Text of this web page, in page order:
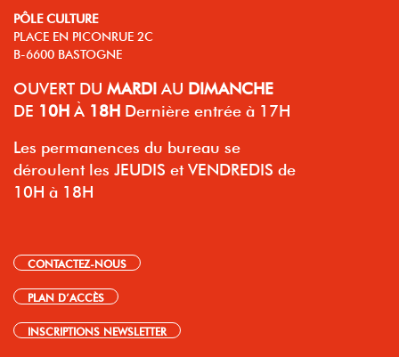
PÔLE CULTURE
PLACE EN PICONRUE 2C
B-6600 BASTOGNE
OUVERT DU MARDI AU DIMANCHE
DE 10H À 18H Dernière entrée à 17H
Les permanences du bureau se
déroulent les JEUDIS et VENDREDIS de
10H à 18H
CONTACTEZ-NOUS
PLAN D’ACCÈS
INSCRIPTIONS NEWSLETTER